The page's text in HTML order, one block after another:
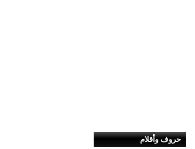
حروف وأقلام